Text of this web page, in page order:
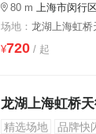
80 m
上海市闵行
场地： 龙湖上海虹桥
¥720/ 起
龙湖上海虹桥天
精选场地 品牌快